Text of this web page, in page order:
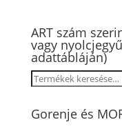
ART szám
vagy
adattábláján)
Keresés
következőre:
Gorenje és